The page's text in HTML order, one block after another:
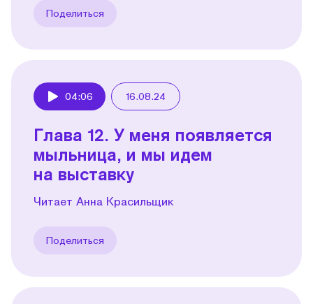
Поделиться
04:06 16.08.24
Глава 12. У меня появляется
мыльница, и мы идем
на выставку
Читает Анна Красильщик
Поделиться